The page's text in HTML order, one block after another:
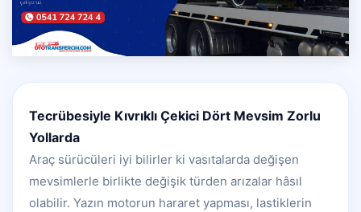
Tecrübesiyle Kıvrıklı Çekici Dört Mevsim Zorlu
Yollarda
Araç sürücüleri iyi bilirler ki vasıtalarda değişen
mevsimlerle birlikte değişik türden arızalar hâsıl
olabilir. Yazın motorun hararet yapması, lastiklerin